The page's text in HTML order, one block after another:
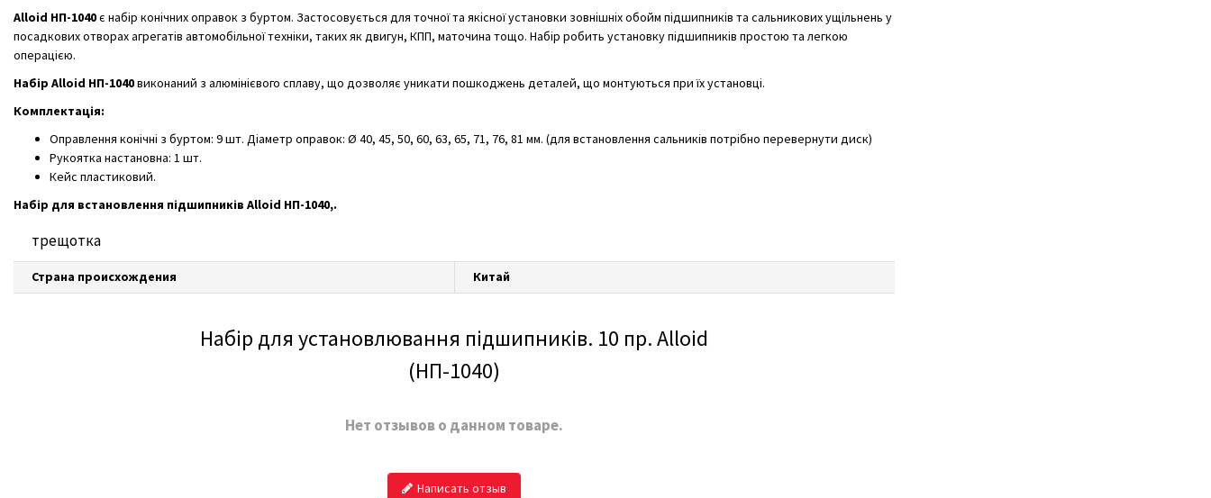
Alloid НП-1040є набір конічних оправок з буртом. Застосовується для точної та якісної установки зовнішніх обойм підшипників та сальникових ущільнень у
посадкових отворах агрегатів автомобільної техніки, таких як двигун, КПП, маточина тощо. Набір робить установку підшипників простою та легкою
операцією.
Набір Alloid НП-1040виконаний з алюмінієвого сплаву, що дозволяє уникати пошкоджень деталей, що монтуються при їх установці.
Комплектація:
Оправлення конічні з буртом: 9 шт. Діаметр оправок: Ø 40, 45, 50, 60, 63, 65, 71, 76, 81 мм. (для встановлення сальників потрібно перевернути диск)
Рукоятка настановна: 1 шт.
Кейс пластиковий.
Набір для встановлення підшипників Alloid НП-1040,.
трещотка
Страна происхождения Китай
Набір для установлювання підшипників. 10 пр. Alloid
(НП-1040)
Нет отзывов о данном товаре.
Написать отзыв